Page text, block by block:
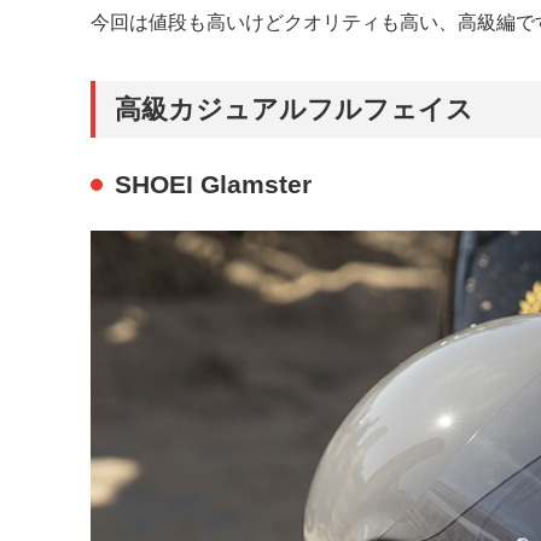
今回は値段も高いけどクオリティも高い、高級編で
高級カジュアルフルフェイス
SHOEI Glamster